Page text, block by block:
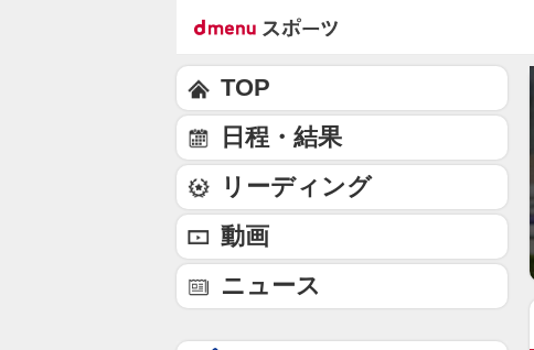
TOP
日程・結果
リーディング
動画
ニュース